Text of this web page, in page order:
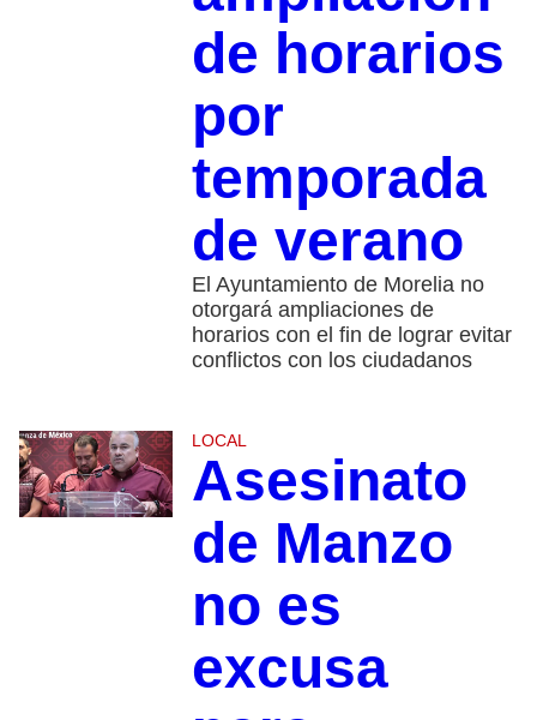
de horarios
por
temporada
de verano
El Ayuntamiento de Morelia no
otorgará ampliaciones de
horarios con el fin de lograr evitar
conflictos con los ciudadanos
LOCAL
Asesinato
de Manzo
no es
excusa